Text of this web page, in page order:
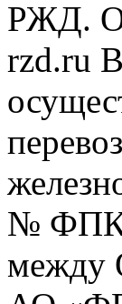
РЖД.
rzd.ru
№ ФПК-
между